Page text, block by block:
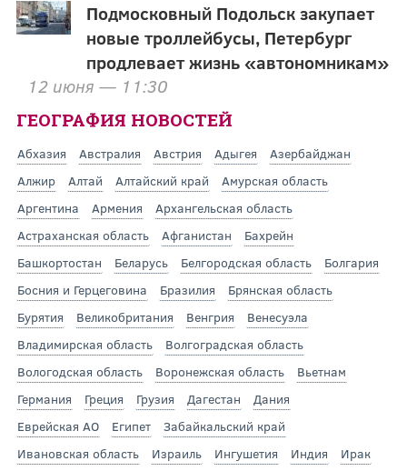
Подмосковный Подольск закупает
новые троллейбусы, Петербург
продлевает жизнь «автономникам»
12 июня — 11:30
ГЕОГРАФИЯ НОВОСТЕЙ
Абхазия Австралия Австрия Адыгея
Азербайджан
Алжир
Алтай Алтайский край
Амурская область
Аргентина
Армения
Архангельская область
Астраханская область
Афганистан
Бахрейн
Башкортостан
Беларусь Белгородская область
Болгария
Босния и Герцеговина
Бразилия
Брянская область
Бурятия
Великобритания Венгрия
Венесуэла
Владимирская область
Волгоградская область
Вологодская область
Воронежская область
Вьетнам
Германия
Греция Грузия Дагестан
Дания
Еврейская АО
Египет
Забайкальский край
Ивановская область
Израиль Ингушетия Индия
Ирак